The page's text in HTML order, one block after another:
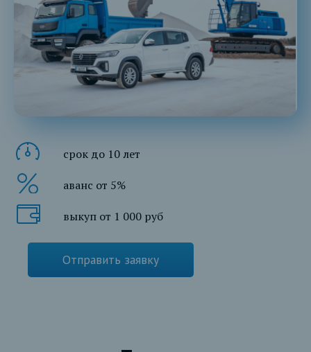
срок до 10 лет
аванс от 5%
выкуп от 1 000 руб
Отправить заявку